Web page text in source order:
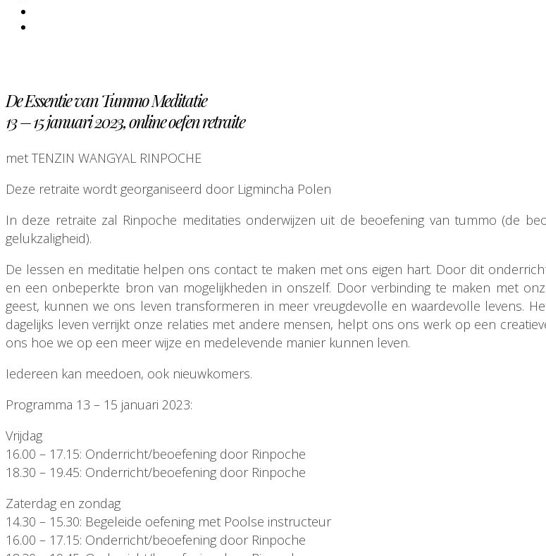
De Essentie van Tummo Meditatie
13 – 15 januari 2023, online oefen retraite
met TENZIN WANGYAL RINPOCHE
Deze retraite wordt georganiseerd door Ligmincha Polen
In deze retraite zal Rinpoche meditaties onderwijzen uit de beoefening van tummo (de
gelukzaligheid).
De lessen en meditatie helpen ons contact te maken met ons eigen hart. Door dit
en een onbeperkte bron van mogelijkheden in onszelf. Door verbinding te maken met
geest, kunnen we ons leven transformeren in meer vreugdevolle en waardevolle levens.
dagelijks leven verrijkt onze relaties met andere mensen, helpt ons ons werk op een
ons hoe we op een meer wijze en medelevende manier kunnen leven.
Iedereen kan meedoen, ook nieuwkomers.
Programma 13 – 15 januari 2023:
Vrijdag
16.00 – 17.15: Onderricht/beoefening door Rinpoche
18.30 – 19.45: Onderricht/beoefening door Rinpoche
Zaterdag en zondag
14.30 – 15.30: Begeleide oefening met Poolse instructeur
16.00 – 17.15: Onderricht/beoefening door Rinpoche